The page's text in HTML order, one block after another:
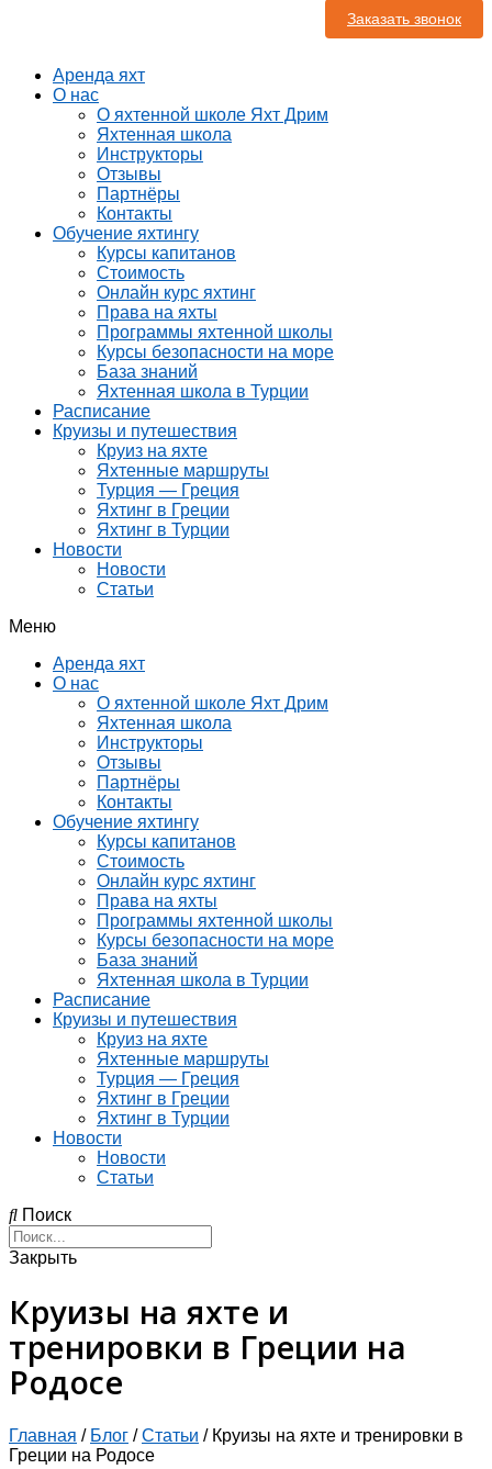
Заказать звонок
Аренда яхт
О нас
О яхтенной школе Яхт Дрим
Яхтенная школа
Инструкторы
Отзывы
Партнёры
Контакты
Обучение яхтингу
Курсы капитанов
Стоимость
Онлайн курс яхтинг
Права на яхты
Программы яхтенной школы
Курсы безопасности на море
База знаний
Яхтенная школа в Турции
Расписание
Круизы и путешествия
Круиз на яхте
Яхтенные маршруты
Турция — Греция
Яхтинг в Греции
Яхтинг в Турции
Новости
Новости
Статьи
Меню
Аренда яхт
О нас
О яхтенной школе Яхт Дрим
Яхтенная школа
Инструкторы
Отзывы
Партнёры
Контакты
Обучение яхтингу
Курсы капитанов
Стоимость
Онлайн курс яхтинг
Права на яхты
Программы яхтенной школы
Курсы безопасности на море
База знаний
Яхтенная школа в Турции
Расписание
Круизы и путешествия
Круиз на яхте
Яхтенные маршруты
Турция — Греция
Яхтинг в Греции
Яхтинг в Турции
Новости
Новости
Статьи
Поиск
Закрыть
Круизы на яхте и
тренировки в Греции на
Родосе
Главная / Блог /Статьи / Круизы на яхте и тренировки в
Греции на Родосе